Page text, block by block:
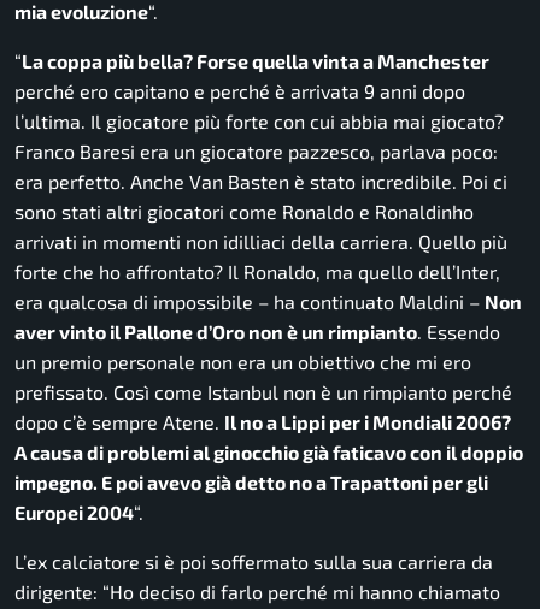
mia evoluzione“.
“La coppa più bella? Forse quella vinta a Manchester
perché ero capitano e perché è arrivata 9 anni dopo
l’ultima. Il giocatore più forte con cui abbia mai giocato?
Franco Baresi era un giocatore pazzesco, parlava poco:
era perfetto. Anche Van Basten è stato incredibile. Poi ci
sono stati altri giocatori come Ronaldo e Ronaldinho
arrivati in momenti non idilliaci della carriera. Quello più
forte che ho affrontato? Il Ronaldo, ma quello dell’Inter,
era qualcosa di impossibile – ha continuato Maldini – Non
aver vinto il Pallone d’Oro non è un rimpianto. Essendo
un premio personale non era un obiettivo che mi ero
prefissato. Così come Istanbul non è un rimpianto perché
dopo c’è sempre Atene. Il no a Lippi per i Mondiali 2006?
A causa di problemi al ginocchio già faticavo con il doppio
impegno. E poi avevo già detto no a Trapattoni per gli
Europei 2004“.
L’ex calciatore si è poi soffermato sulla sua carriera da
dirigente: “Ho deciso di farlo perché mi hanno chiamato